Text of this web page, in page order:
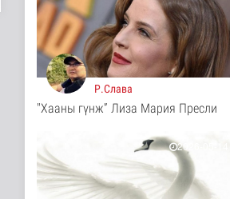
6 цаг 29 минутын өмнө
Нийслэлийн иргэдийн
Төлөөлөгчдийн Хурлын
Ээлжит ..
Нийгэм
7 цаг 35 минутын өмнө
сэрэмжтэй байхыг
анхааруулж байна
Байгаль орчин
7 цаг 50 минутын өмнө
Р.Слава
"Хааны гүнж” Лиза Мария Пресли
2026-05-14